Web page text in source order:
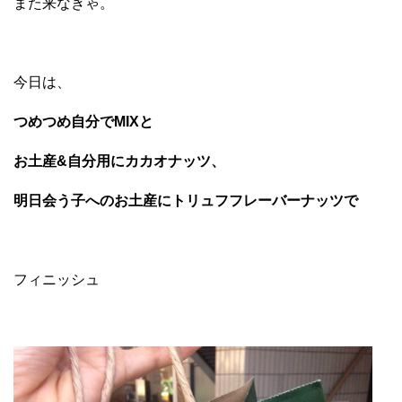
また来なきゃ。
今日は、
つめつめ自分でMIXと
お土産&自分用にカカオナッツ、
明日会う子へのお土産にトリュフフレーバーナッツで
フィニッシュ